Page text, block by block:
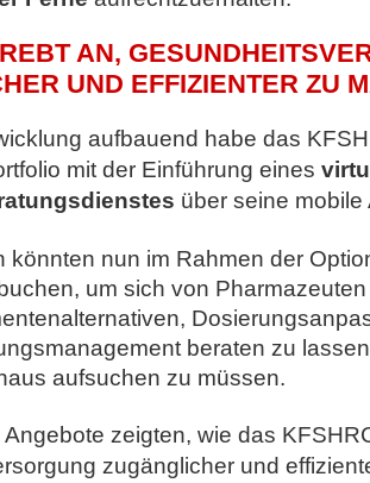
AN,
UND EFFIZIENTER ZU
aufbauend habe das
mit der Einführung eines
über seine
könnten nun im Rahmen der
um sich von
beraten zu
aufsuchen zu müssen.
zeigten, wie das
zugänglicher und